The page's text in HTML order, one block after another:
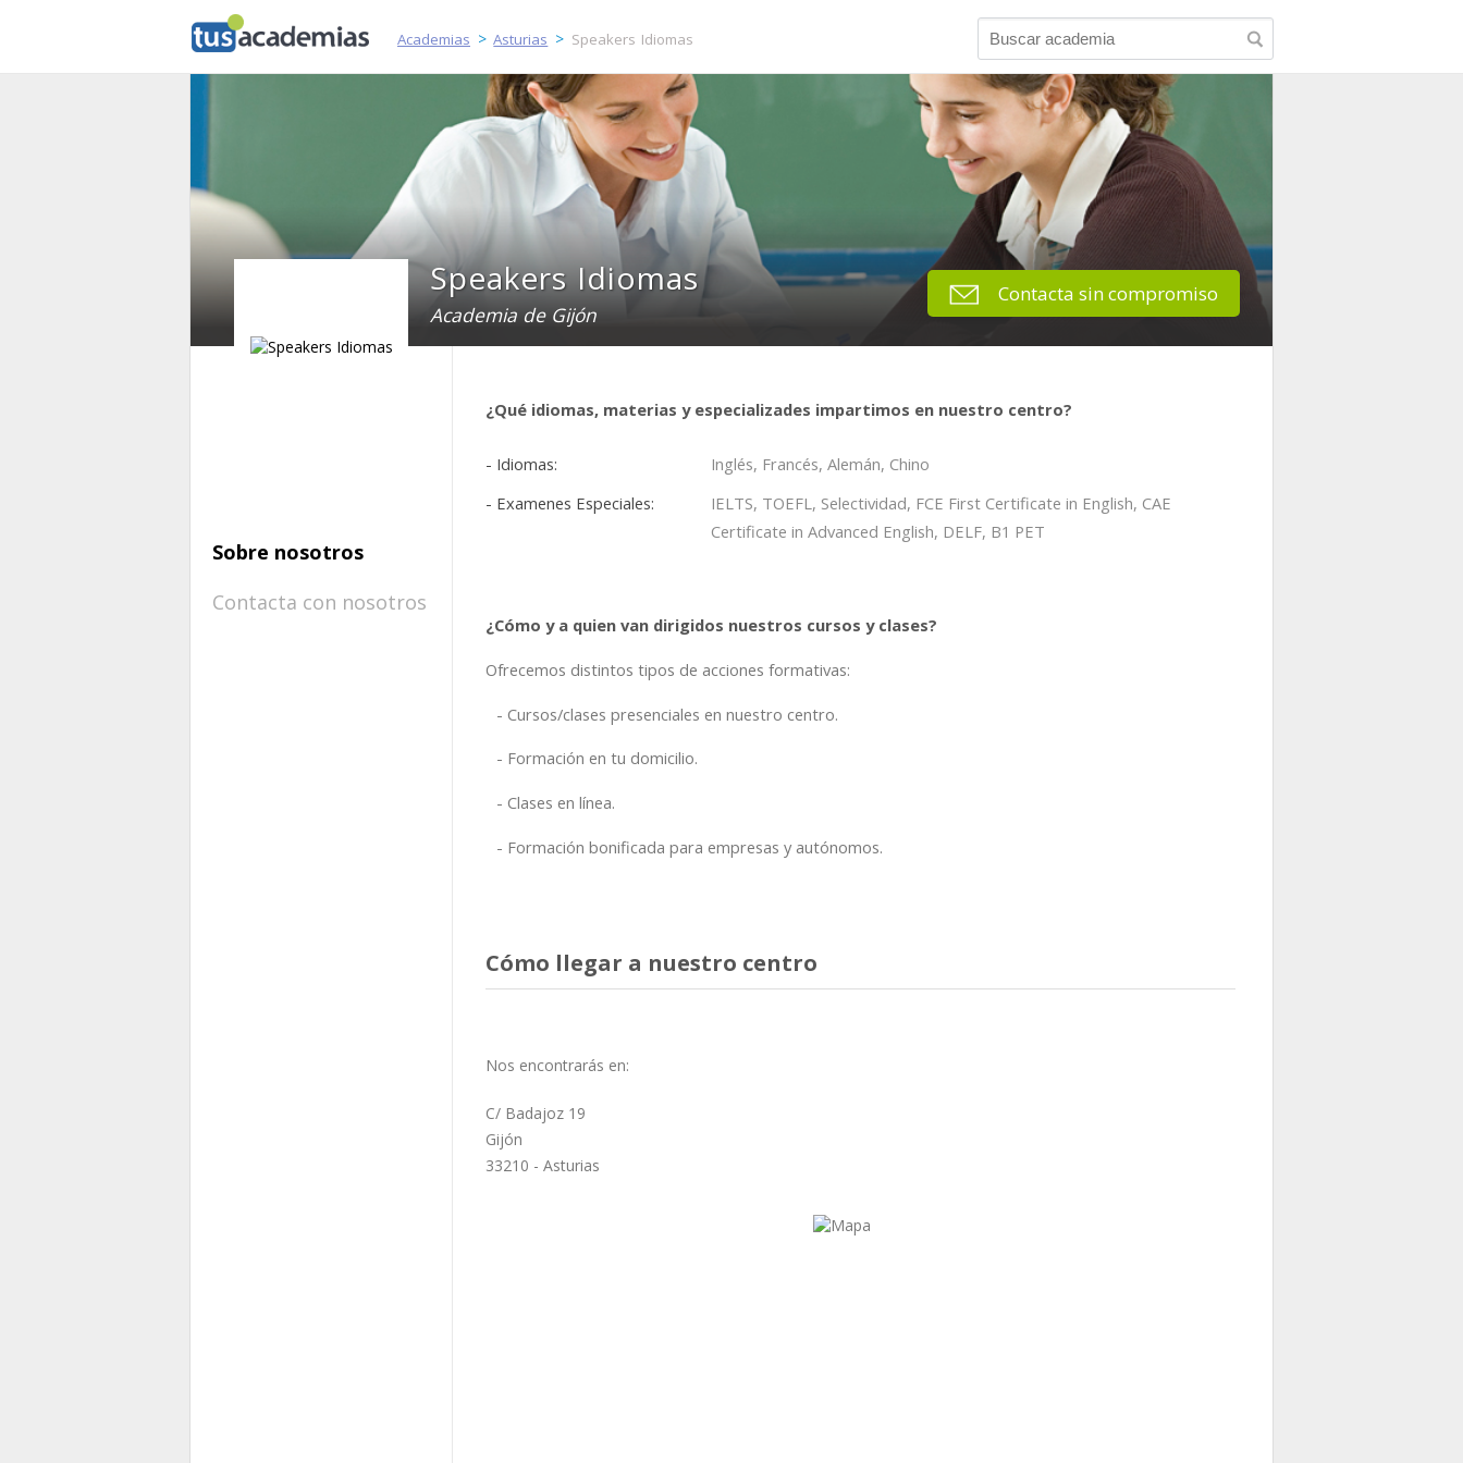
tusacademias
Academias >Asturias > Speakers Idiomas
Speakers Idiomas
Academia de Gijón
Contacta sin compromiso
Sobre nosotros
Contacta con nosotros
¿Qué idiomas, materias y especializades impartimos en nuestro centro?
- Idiomas:
Inglés, Francés, Alemán, Chino
- Examenes Especiales:
IELTS, TOEFL, Selectividad, FCE First Certificate in English, CAE
Certificate in Advanced English, DELF, B1 PET
¿Cómo y a quien van dirigidos nuestros cursos y clases?
Ofrecemos distintos tipos de acciones formativas:
Cursos/clases presenciales en nuestro centro.
Formación en tu domicilio.
Clases en línea.
Formación bonificada para empresas y autónomos.
Cómo llegar a nuestro centro
Nos encontrarás en:
C/ Badajoz 19
Gijón
33210 - Asturias